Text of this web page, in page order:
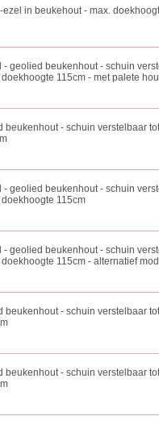
in beukehout - max.
- geolied beukenhout - schuin
115cm - met palete
beukenhout - schuin verstelbaar
- geolied beukenhout - schuin
115cm
- geolied beukenhout - schuin
115cm - alternatief
beukenhout - schuin verstelbaar
beukenhout - schuin verstelbaar